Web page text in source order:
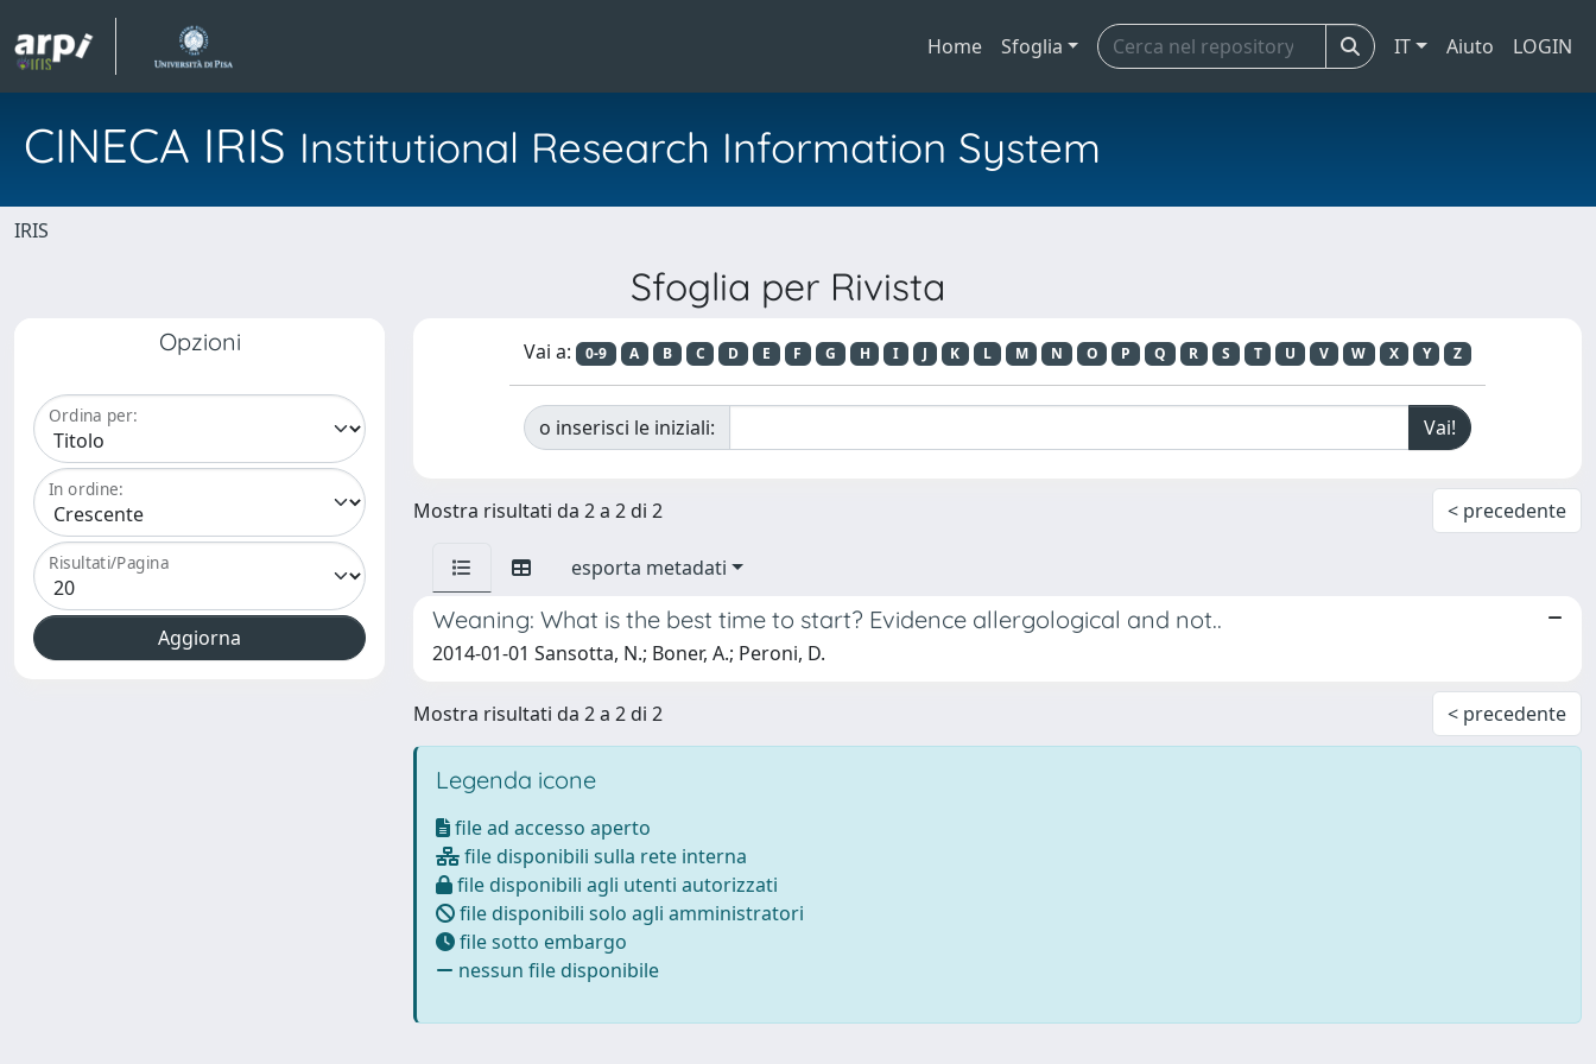
Home Sfoglia IT Aiuto LOGIN
CINECA IRIS Institutional Research Information System
IRIS
Sfoglia per Rivista
Opzioni
Ordina per:
In ordine:
Risultati/Pagina
Vai a: 0-9 A B C D E F G H I J K L M N O P Q R S T U V W X Y Z
o inserisci le iniziali:
Mostra risultati da 2 a 2 di 2 < precedente
esporta metadati
Weaning: What is the best time to start? Evidence allergological and not..
2014-01-01 Sansotta, N.; Boner, A.; Peroni, D.
Mostra risultati da 2 a 2 di 2 < precedente
Legenda icone
file ad accesso aperto
file disponibili sulla rete interna
file disponibili agli utenti autorizzati
file disponibili solo agli amministratori
file sotto embargo
nessun file disponibile